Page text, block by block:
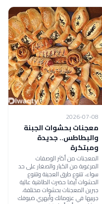
2026-07-08
معجنات بحشوات الجبنة
والبطاطس.. جديدة
ومبتكرة
المعجنات من أكثر الوصفات
المرغوبة من الكبار والصغار على حد
سواء، تتنوع طرق العجينة وتتنوع
الحشوات أيضا حضرت الطاهية عالية
جبرين المعجنات بحشوات مختلفة،
جربيها في عزوماتك وأبهري ضيوفك